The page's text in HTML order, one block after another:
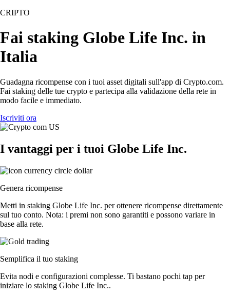
CRIPTO
Fai staking Globe Life Inc. in
Italia
Guadagna ricompense con i tuoi asset digitali sull'app di Crypto.com.
Fai staking delle tue crypto e partecipa alla validazione della rete in
modo facile e immediato.
Iscriviti ora
I vantaggi per i tuoi Globe Life Inc.
Genera ricompense
Metti in staking Globe Life Inc. per ottenere ricompense direttamente
sul tuo conto. Nota: i premi non sono garantiti e possono variare in
base alla rete.
Semplifica il tuo staking
Evita nodi e configurazioni complesse. Ti bastano pochi tap per
iniziare lo staking Globe Life Inc..